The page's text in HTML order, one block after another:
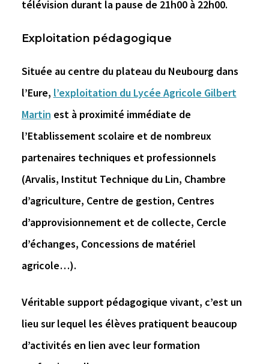
télévision durant la pause de 21h00 à 22h00.
Exploitation pédagogique
Située au centre du plateau du Neubourg dans
l’Eure, l’exploitation du Lycée Agricole Gilbert
Martin est à proximité immédiate de
l’Etablissement scolaire et de nombreux
partenaires techniques et professionnels
(Arvalis, Institut Technique du Lin, Chambre
d’agriculture, Centre de gestion, Centres
d’approvisionnement et de collecte, Cercle
d’échanges, Concessions de matériel
agricole…).
Véritable support pédagogique vivant, c’est un
lieu sur lequel les élèves pratiquent beaucoup
d’activités en lien avec leur formation